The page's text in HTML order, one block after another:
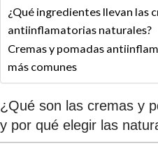
¿Qué ingredientes llevan las
antiinflamatorias naturales?
Cremas y pomadas
más comunes
¿Qué son las cremas y
y por qué elegir las